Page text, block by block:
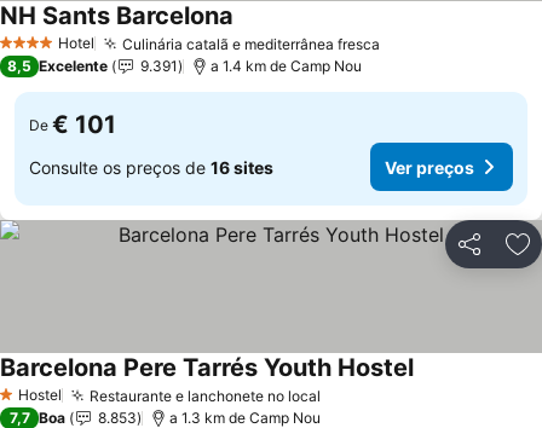
4 EstrelasHotel Culinária catalã e mediterrânea fresca
NH Sants Barcelona
8,5 Excelente 9.391 a 1.4 km de Camp Nou
De € 101
Consulte os preços de 16 sites Ver preços
Partilhar
1 Estrelas
Hostel Restaurante e lanchonete no local
Barcelona Pere Tarrés Youth Hostel
7,7 Boa 8.853 a 1.3 km de Camp Nou